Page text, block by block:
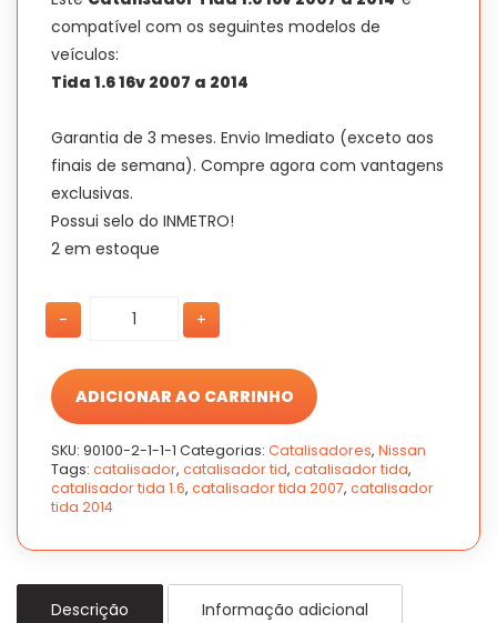
compatível com os seguintes modelos de
veículos:
Tida 1.6 16v 2007 a 2014
Garantia de 3 meses. Envio Imediato (exceto aos
finais de semana). Compre agora com vantagens
exclusivas.
Possui selo do INMETRO!
2 em estoque
Catalisador
Tida
16v
2007
a
2014
quantidade
Catalisador
Tida
16v
2007
a
2014
quantidade
+
-
ADICIONAR AO CARRINHO
SKU: 90100-2-1-1-1 Categorias: Catalisadores, Nissan
Tags: catalisador, catalisador tid, catalisador tida,
catalisador tida 1.6, catalisador tida 2007, catalisador
tida 2014
Descrição Informação adicional